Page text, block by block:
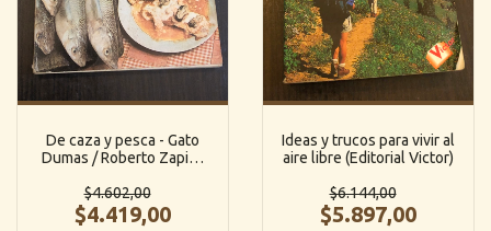
De caza y pesca - Gato
Dumas / Roberto Zapico
$4.602,00
$4.419,00
Ideas y trucos para vivir al
aire libre (Editorial Victor)
$6.144,00
$5.897,00